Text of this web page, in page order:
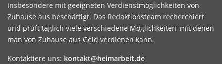
insbesondere mit geeigneten Verdienstmöglichkeiten von
Zuhause aus beschäftigt. Das Redaktionsteam recherchiert
und prüft täglich viele verschiedene Möglichkeiten, mit denen
man von Zuhause aus Geld verdienen kann.
Kontaktiere uns: kontakt@heimarbeit.de